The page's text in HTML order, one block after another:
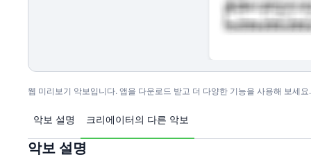
웹 미리보기 악보입니다. 앱을 다운로드 받고 더 다양한 기능을 사용해 보세요.
악보 설명 크리에이터의 다른 악보
악보 설명